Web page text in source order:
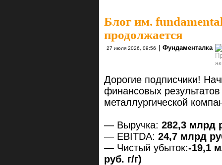
Блог им.
продолжается
27 июля 2026, 09:56 | Фундаменталка
Дорогие подписчики!
финансовых
металлургической
— Выручка: 282,3 млрд
— EBITDA: 24,7 млрд
— Чистый убыток:-19,1
руб. г/г)